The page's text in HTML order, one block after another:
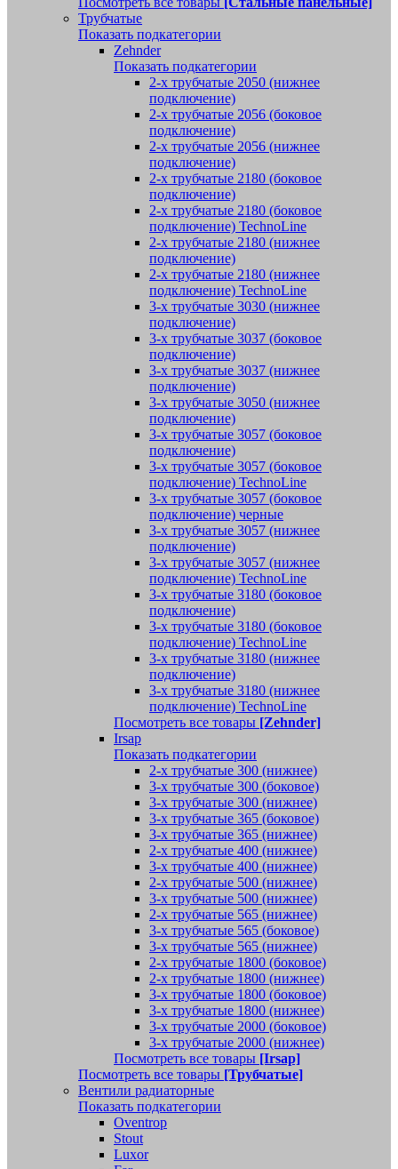
Трубчатые
Показать подкатегории
Zehnder
Показать подкатегории
2-х трубчатые 2050 (нижнее
подключение)
2-х трубчатые 2056 (боковое
подключение)
2-х трубчатые 2056 (нижнее
подключение)
2-х трубчатые 2180 (боковое
подключение)
2-х трубчатые 2180 (боковое
подключение) TechnoLine
2-х трубчатые 2180 (нижнее
подключение)
2-х трубчатые 2180 (нижнее
подключение) TechnoLine
3-х трубчатые 3030 (нижнее
подключение)
3-х трубчатые 3037 (боковое
подключение)
3-х трубчатые 3037 (нижнее
подключение)
3-х трубчатые 3050 (нижнее
подключение)
3-х трубчатые 3057 (боковое
подключение)
3-х трубчатые 3057 (боковое
подключение) TechnoLine
3-х трубчатые 3057 (боковое
подключение) черные
3-х трубчатые 3057 (нижнее
подключение)
3-х трубчатые 3057 (нижнее
подключение) TechnoLine
3-х трубчатые 3180 (боковое
подключение)
3-х трубчатые 3180 (боковое
подключение) TechnoLine
3-х трубчатые 3180 (нижнее
подключение)
3-х трубчатые 3180 (нижнее
подключение) TechnoLine
Посмотреть все товары [Zehnder]
Irsap
Показать подкатегории
2-х трубчатые 300 (нижнее)
3-х трубчатые 300 (боковое)
3-х трубчатые 300 (нижнее)
3-х трубчатые 365 (боковое)
3-х трубчатые 365 (нижнее)
2-х трубчатые 400 (нижнее)
3-х трубчатые 400 (нижнее)
2-х трубчатые 500 (нижнее)
3-х трубчатые 500 (нижнее)
2-х трубчатые 565 (нижнее)
3-х трубчатые 565 (боковое)
3-х трубчатые 565 (нижнее)
2-х трубчатые 1800 (боковое)
2-х трубчатые 1800 (нижнее)
3-х трубчатые 1800 (боковое)
3-х трубчатые 1800 (нижнее)
3-х трубчатые 2000 (боковое)
3-х трубчатые 2000 (нижнее)
Посмотреть все товары [Irsap]
Посмотреть все товары [Трубчатые]
Вентили радиаторные
Показать подкатегории
Oventrop
Stout
Luxor